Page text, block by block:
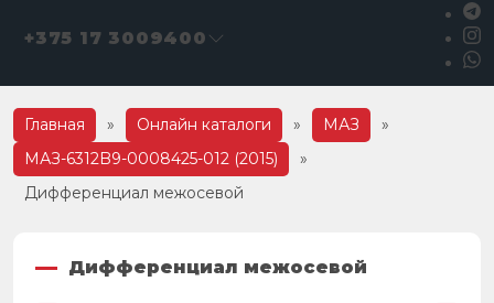
+375 17 3009400
Главная » Онлайн каталоги » МАЗ
»
МАЗ-6312B9-0008425-012 (2015)
»
Дифференциал межосевой
Дифференциал межосевой